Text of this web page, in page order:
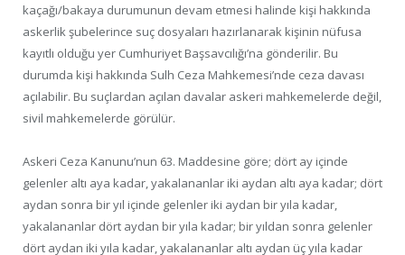
kaçağı/bakaya durumunun devam etmesi halinde kişi hakkında
askerlik şubelerince suç dosyaları hazırlanarak kişinin nüfusa
kayıtlı olduğu yer Cumhuriyet Başsavcılığı’na gönderilir. Bu
durumda kişi hakkında Sulh Ceza Mahkemesi’nde ceza davası
açılabilir. Bu suçlardan açılan davalar askeri mahkemelerde değil,
sivil mahkemelerde görülür.
Askeri Ceza Kanunu’nun 63. Maddesine göre; dört ay içinde
gelenler altı aya kadar, yakalananlar iki aydan altı aya kadar; dört
aydan sonra bir yıl içinde gelenler iki aydan bir yıla kadar,
yakalananlar dört aydan bir yıla kadar; bir yıldan sonra gelenler
dört aydan iki yıla kadar, yakalananlar altı aydan üç yıla kadar